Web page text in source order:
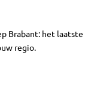
Brabant: het
regio.